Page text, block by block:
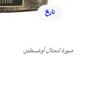
تاريخ
صورة لتمثال أوغسطين